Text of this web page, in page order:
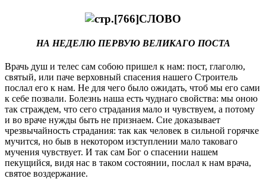
СЛОВО
НА НЕДЕЛЮ ПЕРВУЮ ВЕЛИКАГО ПОСТА
Врачь душ и телес сам собою пришел к нам: пост, глаголю,
святый, или паче верховный спасения нашего Строитель
послал его к нам. Не для чего было ожидать, чтоб мы его сами
к себе позвали. Болезнь наша есть чуднаго свойства: мы оною
так страждем, что сего страдания мало и чувствуем, а потому
и во враче нужды быть не признаем. Сие доказывает
чрезвычайность страдания: так как человек в сильной горячке
мучится, но быв в некотором изступлении мало таковаго
мучения чувствует. И так сам Бог о спасении нашем
пекущийся, видя нас в таком состоянии, послал к нам врача,
святое воздержание.